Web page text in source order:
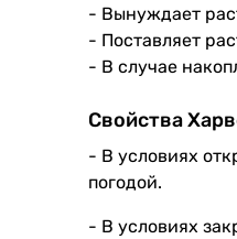
- Вынуждает
- Поставляет
- В случае
Свойства
- В условиях
погодой.
- В условиях